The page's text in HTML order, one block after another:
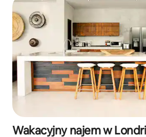
Wakacyjny najem w